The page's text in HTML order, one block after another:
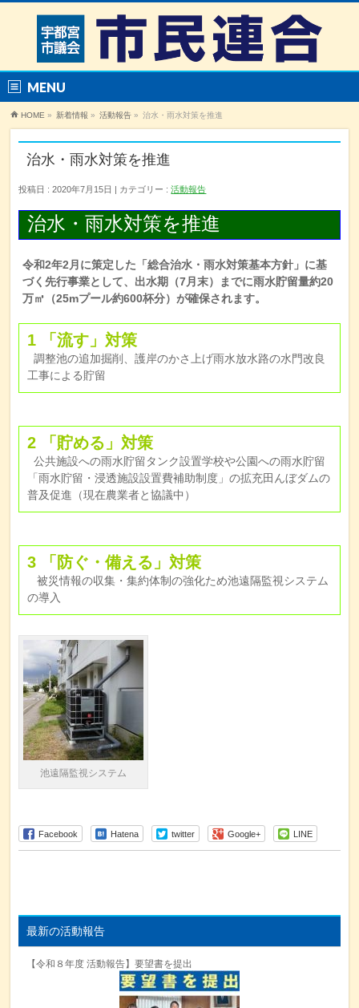
MENU
HOME » 新着情報 » 活動報告 » 治水・雨水対策を推進
治水・雨水対策を推進
投稿日 : 2020年7月15日 カテゴリー :活動報告
治水・雨水対策を推進
令和2年2月に策定した「総合治水・雨水対策基本方針」に基
づく先行事業として、出水期（7月末）までに雨水貯留量約20
万㎥（25mプール約600杯分）が確保されます。
1 「流す」対策
調整池の追加掘削、護岸のかさ上げ雨水放水路の水門改良
工事による貯留
2 「貯める」対策
公共施設への雨水貯留タンク設置学校や公園への雨水貯留
「雨水貯留・浸透施設設置費補助制度」の拡充田んぼダムの
普及促進（現在農業者と協議中）
3 「防ぐ・備える」対策
被災情報の収集・集約体制の強化ため池遠隔監視システム
の導入
池遠隔監視システム
Facebook Hatena twitter Google+ LINE
最新の活動報告
【令和８年度 活動報告】要望書を提出